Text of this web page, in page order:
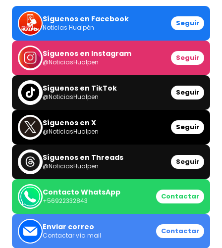
Síguenos en Facebook
Noticias Hualpén Seguir
Síguenos en Instagram
@NoticiasHualpen Seguir
Síguenos en TikTok
@NoticiasHualpen Seguir
Síguenos en X
@NoticiasHualpen Seguir
Síguenos en Threads
@NoticiasHualpen Seguir
Contacto WhatsApp
+56922332843 Contactar
Enviar correo
Contactar vía mail Contactar